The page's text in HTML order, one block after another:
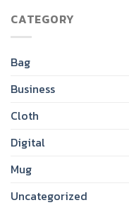
CATEGORY
Bag
Business
Cloth
Digital
Mug
Uncategorized